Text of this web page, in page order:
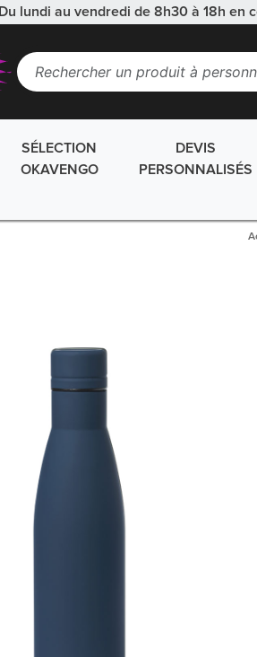
Du lundi au vendredi de 8h30 à 18h en
SÉLECTION
OKAVENGO
DEVIS
PERSONNALISÉS